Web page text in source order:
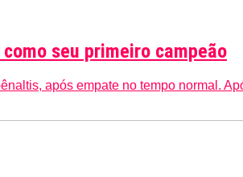
seu primeiro campeão
após empate no tempo normal.